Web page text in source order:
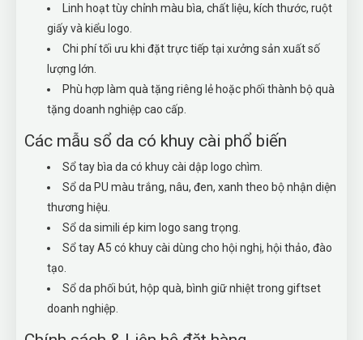
Linh hoạt tùy chỉnh màu bìa, chất liệu, kích thước, ruột
giấy và kiểu logo.
Chi phí tối ưu khi đặt trực tiếp tại xưởng sản xuất số
lượng lớn.
Phù hợp làm quà tặng riêng lẻ hoặc phối thành bộ quà
tặng doanh nghiệp cao cấp.
Các mẫu sổ da có khuy cài phổ biến
Sổ tay bìa da có khuy cài dập logo chìm.
Sổ da PU màu trắng, nâu, đen, xanh theo bộ nhận diện
thương hiệu.
Sổ da simili ép kim logo sang trọng.
Sổ tay A5 có khuy cài dùng cho hội nghị, hội thảo, đào
tạo.
Sổ da phối bút, hộp quà, bình giữ nhiệt trong giftset
doanh nghiệp.